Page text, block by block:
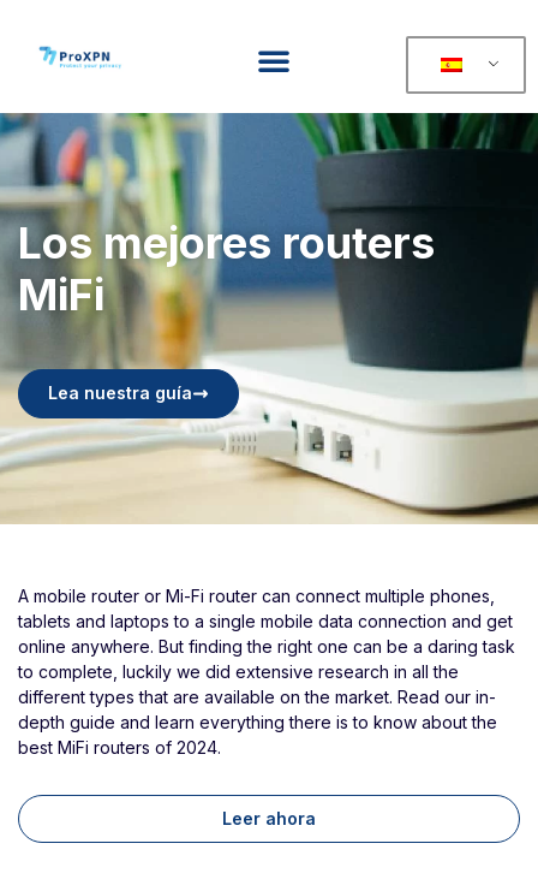
Los mejores routers
MiFi
Lea nuestra guía
A mobile router or Mi-Fi router can connect multiple phones,
tablets and laptops to a single mobile data connection and get
online anywhere. But finding the right one can be a daring task
to complete, luckily we did extensive research in all the
different types that are available on the market. Read our in-
depth guide and learn everything there is to know about the
best MiFi routers of 2024.
Leer ahora